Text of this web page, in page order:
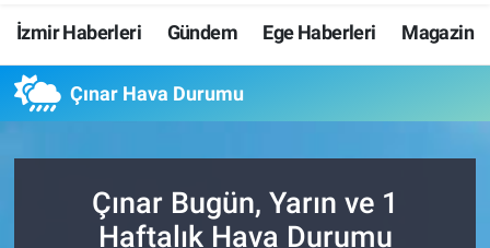
İzmir Haberleri Gündem Ege Haberleri Magazin
Çınar Hava Durumu
Çınar Bugün, Yarın ve 1
Haftalık Hava Durumu
Resmi İlanlar
Resmi Reklam